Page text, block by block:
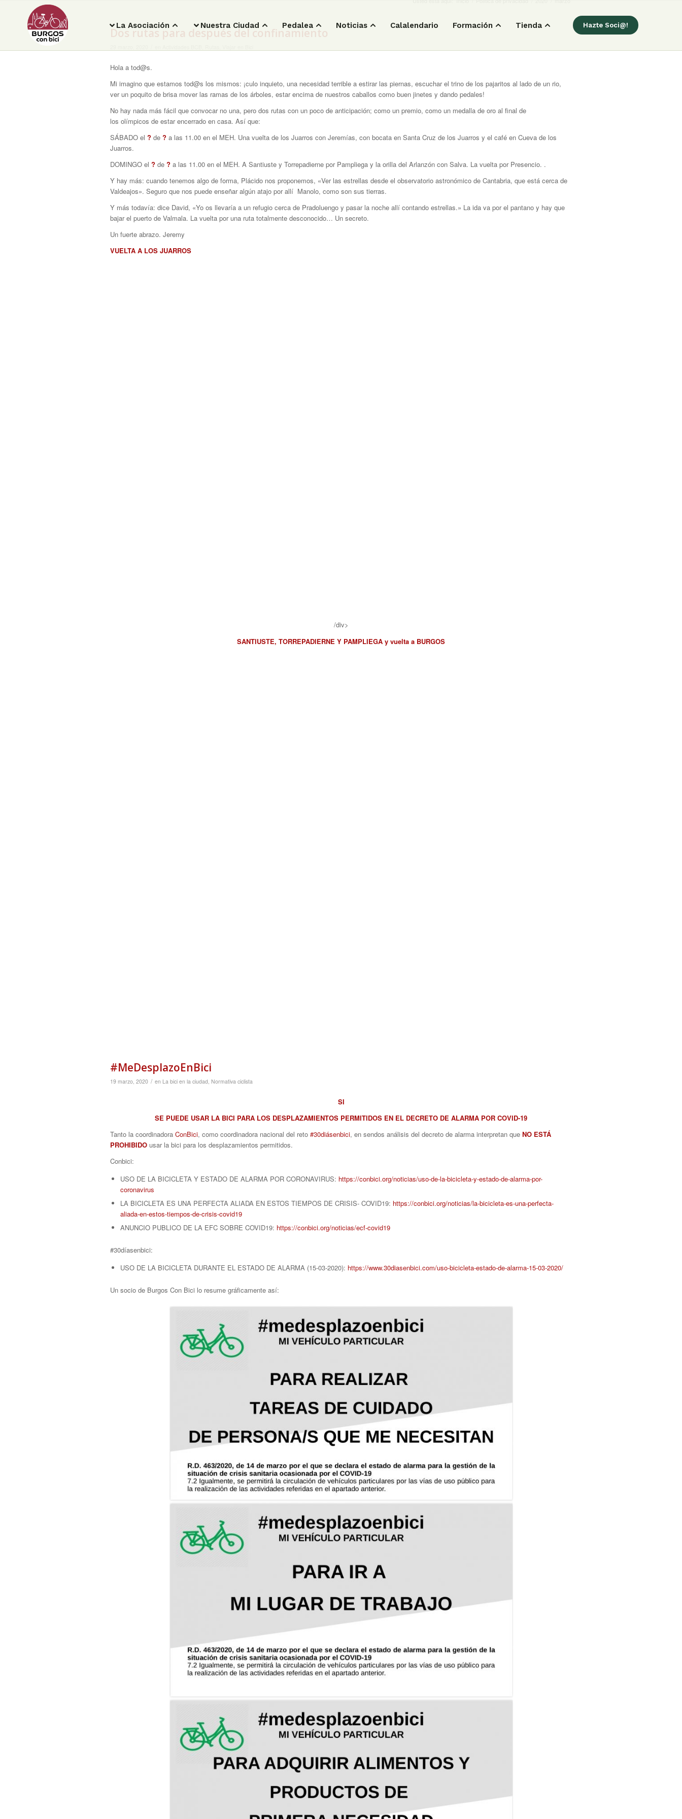
La Asociación Nuestra Ciudad Pedalea Noticias Calalendario Formación Tienda Hazte Soci@!
Dos rutas para después del confinamiento
Hola a tod@s.
Mi imagino que estamos tod@s los mismos: ¡culo inquieto, una necesidad terrible a estirar las piernas, escuchar el trino de los pajaritos al lado de un rio,
ver un poquito de brisa mover las ramas de los árboles, estar encima de nuestros caballos como buen jinetes y dando pedales!
No hay nada más fácil que convocar no una, pero dos rutas con un poco de anticipación; como un premio, como un medalla de oro al final de
los olímpicos de estar encerrado en casa. Así que:
SÁBADO el ? de ? a las 11.00 en el MEH. Una vuelta de los Juarros con Jeremías, con bocata en Santa Cruz de los Juarros y el café en Cueva de los
Juarros.
DOMINGO el ? de ? a las 11.00 en el MEH. A Santiuste y Torrepadierne por Pampliega y la orilla del Arlanzón con Salva. La vuelta por Presencio. .
Y hay más: cuando tenemos algo de forma, Plácido nos proponemos, «Ver las estrellas desde el observatorio astronómico de Cantabria, que está cerca de
Valdeajos». Seguro que nos puede enseñar algún atajo por allí Manolo, como son sus tierras.
Y más todavía: dice David, «Yo os llevaría a un refugio cerca de Pradoluengo y pasar la noche allí contando estrellas.» La ida va por el pantano y hay que
bajar el puerto de Valmala. La vuelta por una ruta totalmente desconocido… Un secreto.
Un fuerte abrazo. Jeremy
VUELTA A LOS JUARROS
/div>
SANTIUSTE, TORREPADIERNE Y PAMPLIEGA y vuelta a BURGOS
#MeDesplazoEnBici
19 marzo, 2020 / en La bici en la ciudad Normativa ciclista
SI
SE PUEDE USAR LA BICI PARA LOS DESPLAZAMIENTOS PERMITIDOS EN EL DECRETO DE ALARMA POR COVID-19
Tanto la coordinadora ConBici, como coordinadora nacional del reto #30diásenbici, en sendos análisis del decreto de alarma interpretan que NO ESTÁ
PROHIBIDO usar la bici para los desplazamientos permitidos.
Conbici:
USO DE LA BICICLETA Y ESTADO DE ALARMA POR CORONAVIRUS: https://conbici.org/noticias/uso-de-la-bicicleta-y-estado-de-alarma-por-
coronavirus
LA BICICLETA ES UNA PERFECTA ALIADA EN ESTOS TIEMPOS DE CRISIS- COVID19: https://conbici.org/noticias/la-bicicleta-es-una-perfecta-
aliada-en-estos-tiempos-de-crisis-covid19
ANUNCIO PUBLICO DE LA EFC SOBRE COVID19: https://conbici.org/noticias/ecf-covid19
#30díasenbici:
USO DE LA BICICLETA DURANTE EL ESTADO DE ALARMA (15-03-2020): https://www.30diasenbici.com/uso-bicicleta-estado-de-alarma-15-03-2020/
Un socio de Burgos Con Bici lo resume gráficamente así: